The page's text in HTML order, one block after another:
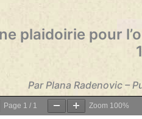
plaidoirie pour
Par Plana Radenovic –
Page 1 / 1 Zoom 100%